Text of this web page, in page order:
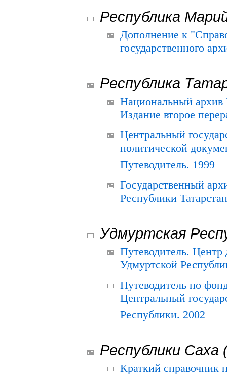
Республика
Дополнение к
государственного
Республика
Национальный архив
Издание второе
Центральный
политической
Путеводитель. 1999
Государственный
Республики
Удмуртская
Путеводитель.
Удмуртской
Путеводитель по
Центральный
Республики. 2002
Республики Саха
Краткий справочник